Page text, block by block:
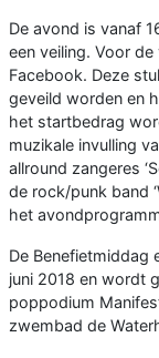
De avond is vanaf
een veiling. Voor
Facebook. Deze
geveild worden en
het startbedrag
muzikale invulling
allround zangeres
de rock/punk band
het
De Benefietmiddag
juni 2018 en wordt
poppodium
zwembad de